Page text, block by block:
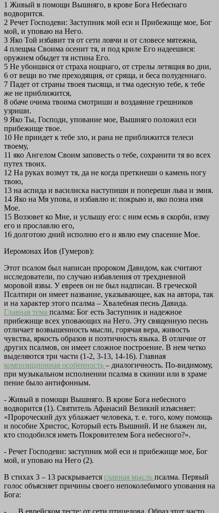
1 Живый в помощи Вышняго, в крове Бога Небеснаго
водворится.
2 Речет Господеви: Заступник мой еси и Прибежище мое, Бог
мой, и уповаю на Него.
3 Яко Той избавит тя от сети ловчи и от словесе мятежна,
4 плещма Своима осенит тя, и под криле Его надеешися:
оружием обыдет тя истина Его.
5 Не убоишися от страха нощнаго, от стрелы летящия во дни,
6 от вещи во тме преходящия, от сряща, и беса полуденнаго.
7 Падет от страны твоея тысяща, и тма одесную тебе, к тебе
же не приближится,
8 обаче очима твоима смотриши и воздаяние грешников
узриши.
9 Яко Ты, Господи, упование мое, Вышняго положил еси
прибежище твое.
10 Не приидет к тебе зло, и рана не приближится телеси
твоему,
11 яко Ангелом Своим заповесть о тебе, сохранити тя во всех
путех твоих.
12 На руках возмут тя, да не когда преткнеши о камень ногу
твою,
13 на аспида и василиска наступиши и попереши льва и змия.
14 Яко на Мя упова, и избавлю и: покрыю и, яко позна имя
Мое.
15 Воззовет ко Мне, и услышу eго: с ним есмь в скорби, изму
eго и прославлю eго,
16 долготою дний исполню eго и явлю eму спасение Мое.
Иеромонах Иов (Гумеров):
Этот псалом был написан пророком Давидом, как считают
исследователи, по случаю избавления от трехдневной
моровой язвы. У евреев он не был надписан. В греческой
Псалтири он имеет название, указывающее, как на автора, так
и на характер этого псалма – Хвалебная песнь Давида.
Главная тема псалма: Бог есть Заступник и надежное
прибежище всех уповающих на Него. Эту священную песнь
отличает возвышенность мысли, горячая вера, живость
чувства, яркость образов и поэтичность языка. В отличие от
других псалмов, он имеет сложное построение. В нем четко
выделяются три части (1-2, 3-13, 14-16). Главная
композиционная особенность – диалогичность. По-видимому,
при музыкальном исполнении псалма в скинии или в храме
пение было антифонным.
- Живый в помощи Вышняго. В крове Бога небесного
водворится (1). Святитель Афанасий Великий изъясняет:
«Пророческий дух ублажает человека, т. е. того, кому помощь
и nocoбиe Христос, Который есть Вышний. И не блажен ли,
кто сподобился иметь Покровителем Бога небесного?».
- Речет Господеви: заступник мой еси и прибежище мое, Бог
мой, и уповаю на Него (2).
В стихах 3 – 13 раскрывается главная мысль псалма. Первый
голос объясняет причины своего непоколебимого упования на
Бога: